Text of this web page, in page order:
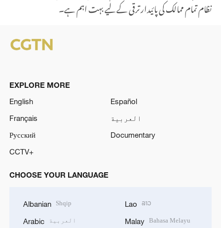
نظام تمام ممالک کی پائیدار ترقی کے لیے بہت اہم ہے۔
EXPLORE MORE
English
Español
Français
العربية
Русский
Documentary
CCTV+
CHOOSE YOUR LANGUAGE
Albanian Shqip
Arabic العربية
Lao ລາວ
Malay Bahasa Melayu